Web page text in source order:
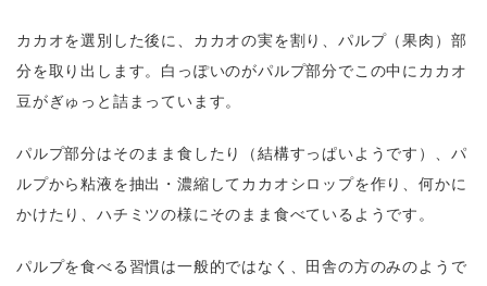
カカオを選別した後に、カカオの実を割り、パルプ（果肉）部
分を取り出します。白っぽいのがパルプ部分でこの中にカカオ
豆がぎゅっと詰まっています。
パルプ部分はそのまま食したり（結構すっぱいようです）、パ
ルプから粘液を抽出・濃縮してカカオシロップを作り、何かに
かけたり、ハチミツの様にそのまま食べているようです。
パルプを食べる習慣は一般的ではなく、田舎の方のみのようで